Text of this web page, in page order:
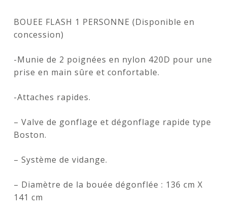
BOUEE FLASH 1 PERSONNE (Disponible en
concession)
-Munie de 2 poignées en nylon 420D pour une
prise en main sûre et confortable.
-Attaches rapides.
– Valve de gonflage et dégonflage rapide type
Boston.
– Système de vidange.
– Diamètre de la bouée dégonflée : 136 cm X
141 cm